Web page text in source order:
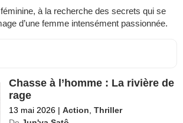
féminine, à la recherche des secrets qui se
d’une femme intensément passionnée.
Chasse à l’homme : La rivière de
rage
13 mai 2026 | Action ,Thriller